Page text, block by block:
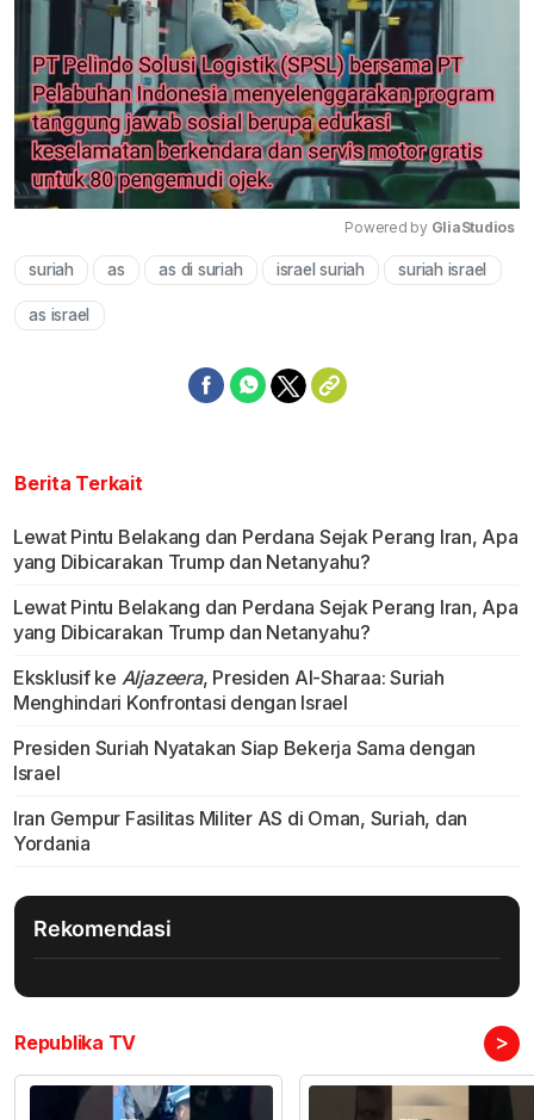
Mute
Powered by GliaStudios
suriah as as di suriah israel suriah suriah israel
as israel
Berita Terkait
Lewat Pintu Belakang dan Perdana Sejak Perang Iran, Apa
yang Dibicarakan Trump dan Netanyahu?
Lewat Pintu Belakang dan Perdana Sejak Perang Iran, Apa
yang Dibicarakan Trump dan Netanyahu?
Eksklusif ke Aljazeera, Presiden Al-Sharaa: Suriah
Menghindari Konfrontasi dengan Israel
Presiden Suriah Nyatakan Siap Bekerja Sama dengan
Israel
Iran Gempur Fasilitas Militer AS di Oman, Suriah, dan
Yordania
Rekomendasi
Republika TV >